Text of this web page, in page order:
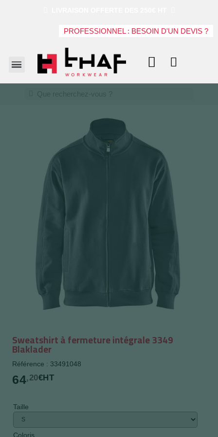
PROFESSIONNEL : BESOIN D'UN DEVIS ?
Sweatshirt à fermeture intégrale 3349
Blaklader
Référence : 33491048
64,20€HT
Taille
Coloris